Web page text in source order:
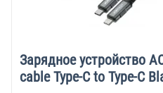
Зарядное устройство
cable Type-C to Type-C